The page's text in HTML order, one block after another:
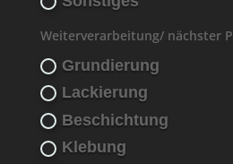
Weiterverarbeitung/ nächster
Grundierung
Lackierung
Beschichtung
Klebung